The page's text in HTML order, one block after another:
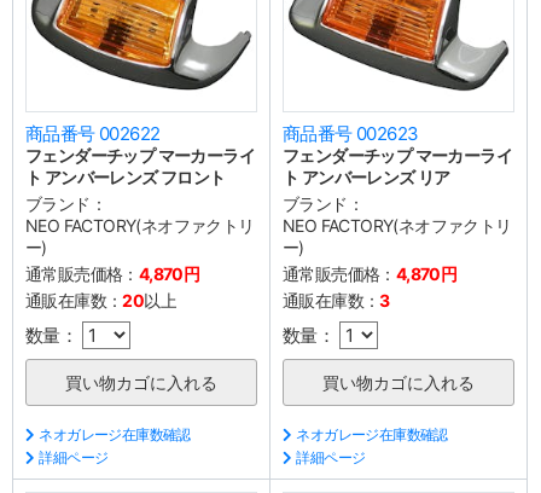
商品番号 002622
フェンダーチップ マーカーライ
ト アンバーレンズ フロント
ブランド：
NEO FACTORY(ネオファクトリ
ー)
通常販売価格： 4,870円
通販在庫数：20以上
数量：
ネオガレージ在庫数確認
詳細ページ
商品番号 002623
フェンダーチップ マーカーライ
ト アンバーレンズ リア
ブランド：
NEO FACTORY(ネオファクトリ
ー)
通常販売価格： 4,870円
通販在庫数：3
数量：
ネオガレージ在庫数確認
詳細ページ